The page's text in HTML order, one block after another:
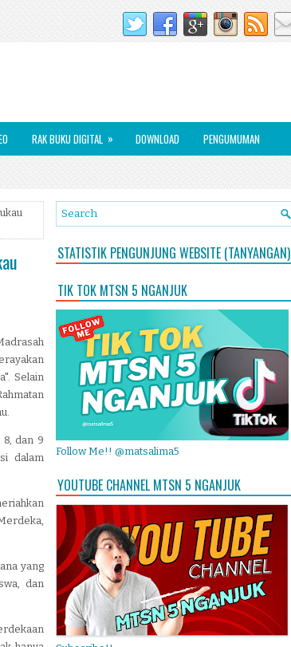
RAK BUKU DIGITAL » DOWNLOAD PENGUMUMAN
Selain
8, dan 9
dalam
yang
dan
STATISTIK PENGUNJUNG WEBSITE (TANYANGAN)
TIK TOK MTSN 5 NGANJUK
Follow Me!! @matsalima5
YOUTUBE CHANNEL MTSN 5 NGANJUK